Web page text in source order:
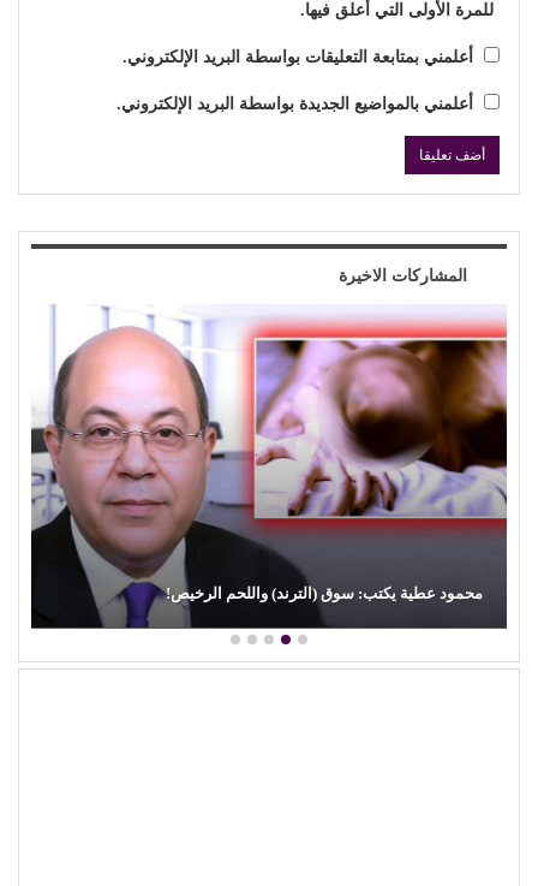
للمرة الأولى التي أعلق فيها.
أعلمني بمتابعة التعليقات بواسطة البريد الإلكتروني.
أعلمني بالمواضيع الجديدة بواسطة البريد الإلكتروني.
المشاركات الاخيرة
محمود عطية يكتب: سوق (الترند) واللحم الرخيص!